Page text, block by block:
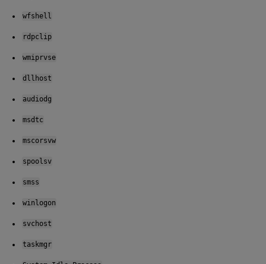
wfshell
rdpclip
wmiprvse
dllhost
audiodg
msdtc
mscorsvw
spoolsv
smss
winlogon
svchost
taskmgr